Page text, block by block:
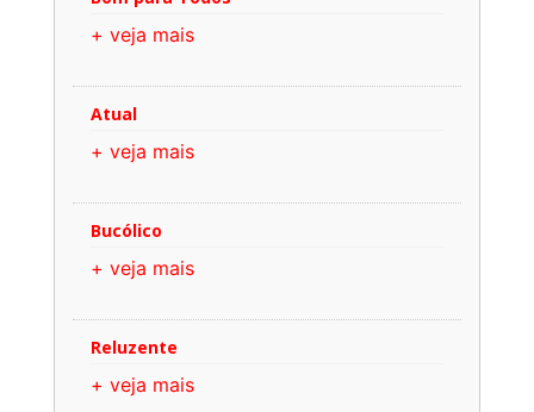
+ veja mais
Atual
+ veja mais
Bucólico
+ veja mais
Reluzente
+ veja mais